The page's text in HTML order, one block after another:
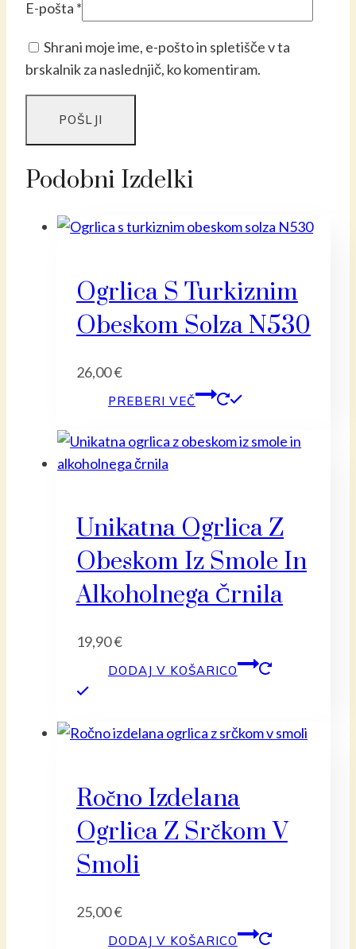
E-pošta *
Shrani moje ime, e-pošto in spletišče v ta
brskalnik za naslednjič, ko komentiram.
Podobni Izdelki
Ogrlica S Turkiznim
Obeskom Solza N530
26,00€
PREBERI VEČ
Unikatna Ogrlica Z
Obeskom Iz Smole In
Alkoholnega Črnila
19,90€
DODAJ V KOŠARICO
Ročno Izdelana
Ogrlica Z Srčkom V
Smoli
25,00€
DODAJ V KOŠARICO